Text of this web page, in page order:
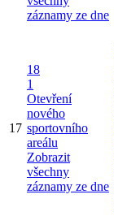
záznamy ze dne
17
18
1
Otevření
nového
sportovního
areálu
Zobrazit
všechny
záznamy ze dne